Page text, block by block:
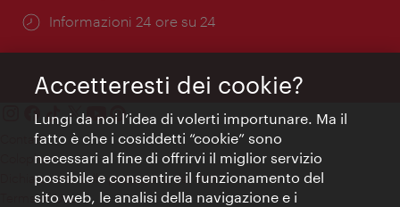
Öffnungszeiten:
Informazioni 24 ore su 24
Contatti
Colophon
Dichiarazione sulla protezione dei dati
Terms of Use
Accetteresti dei cookie?
Lungi da noi l’idea di volerti importunare. Ma il
fatto è che i cosiddetti “cookie” sono
necessari al fine di offrirvi il miglior servizio
possibile e consentire il funzionamento del
sito web, le analisi della navigazione e i